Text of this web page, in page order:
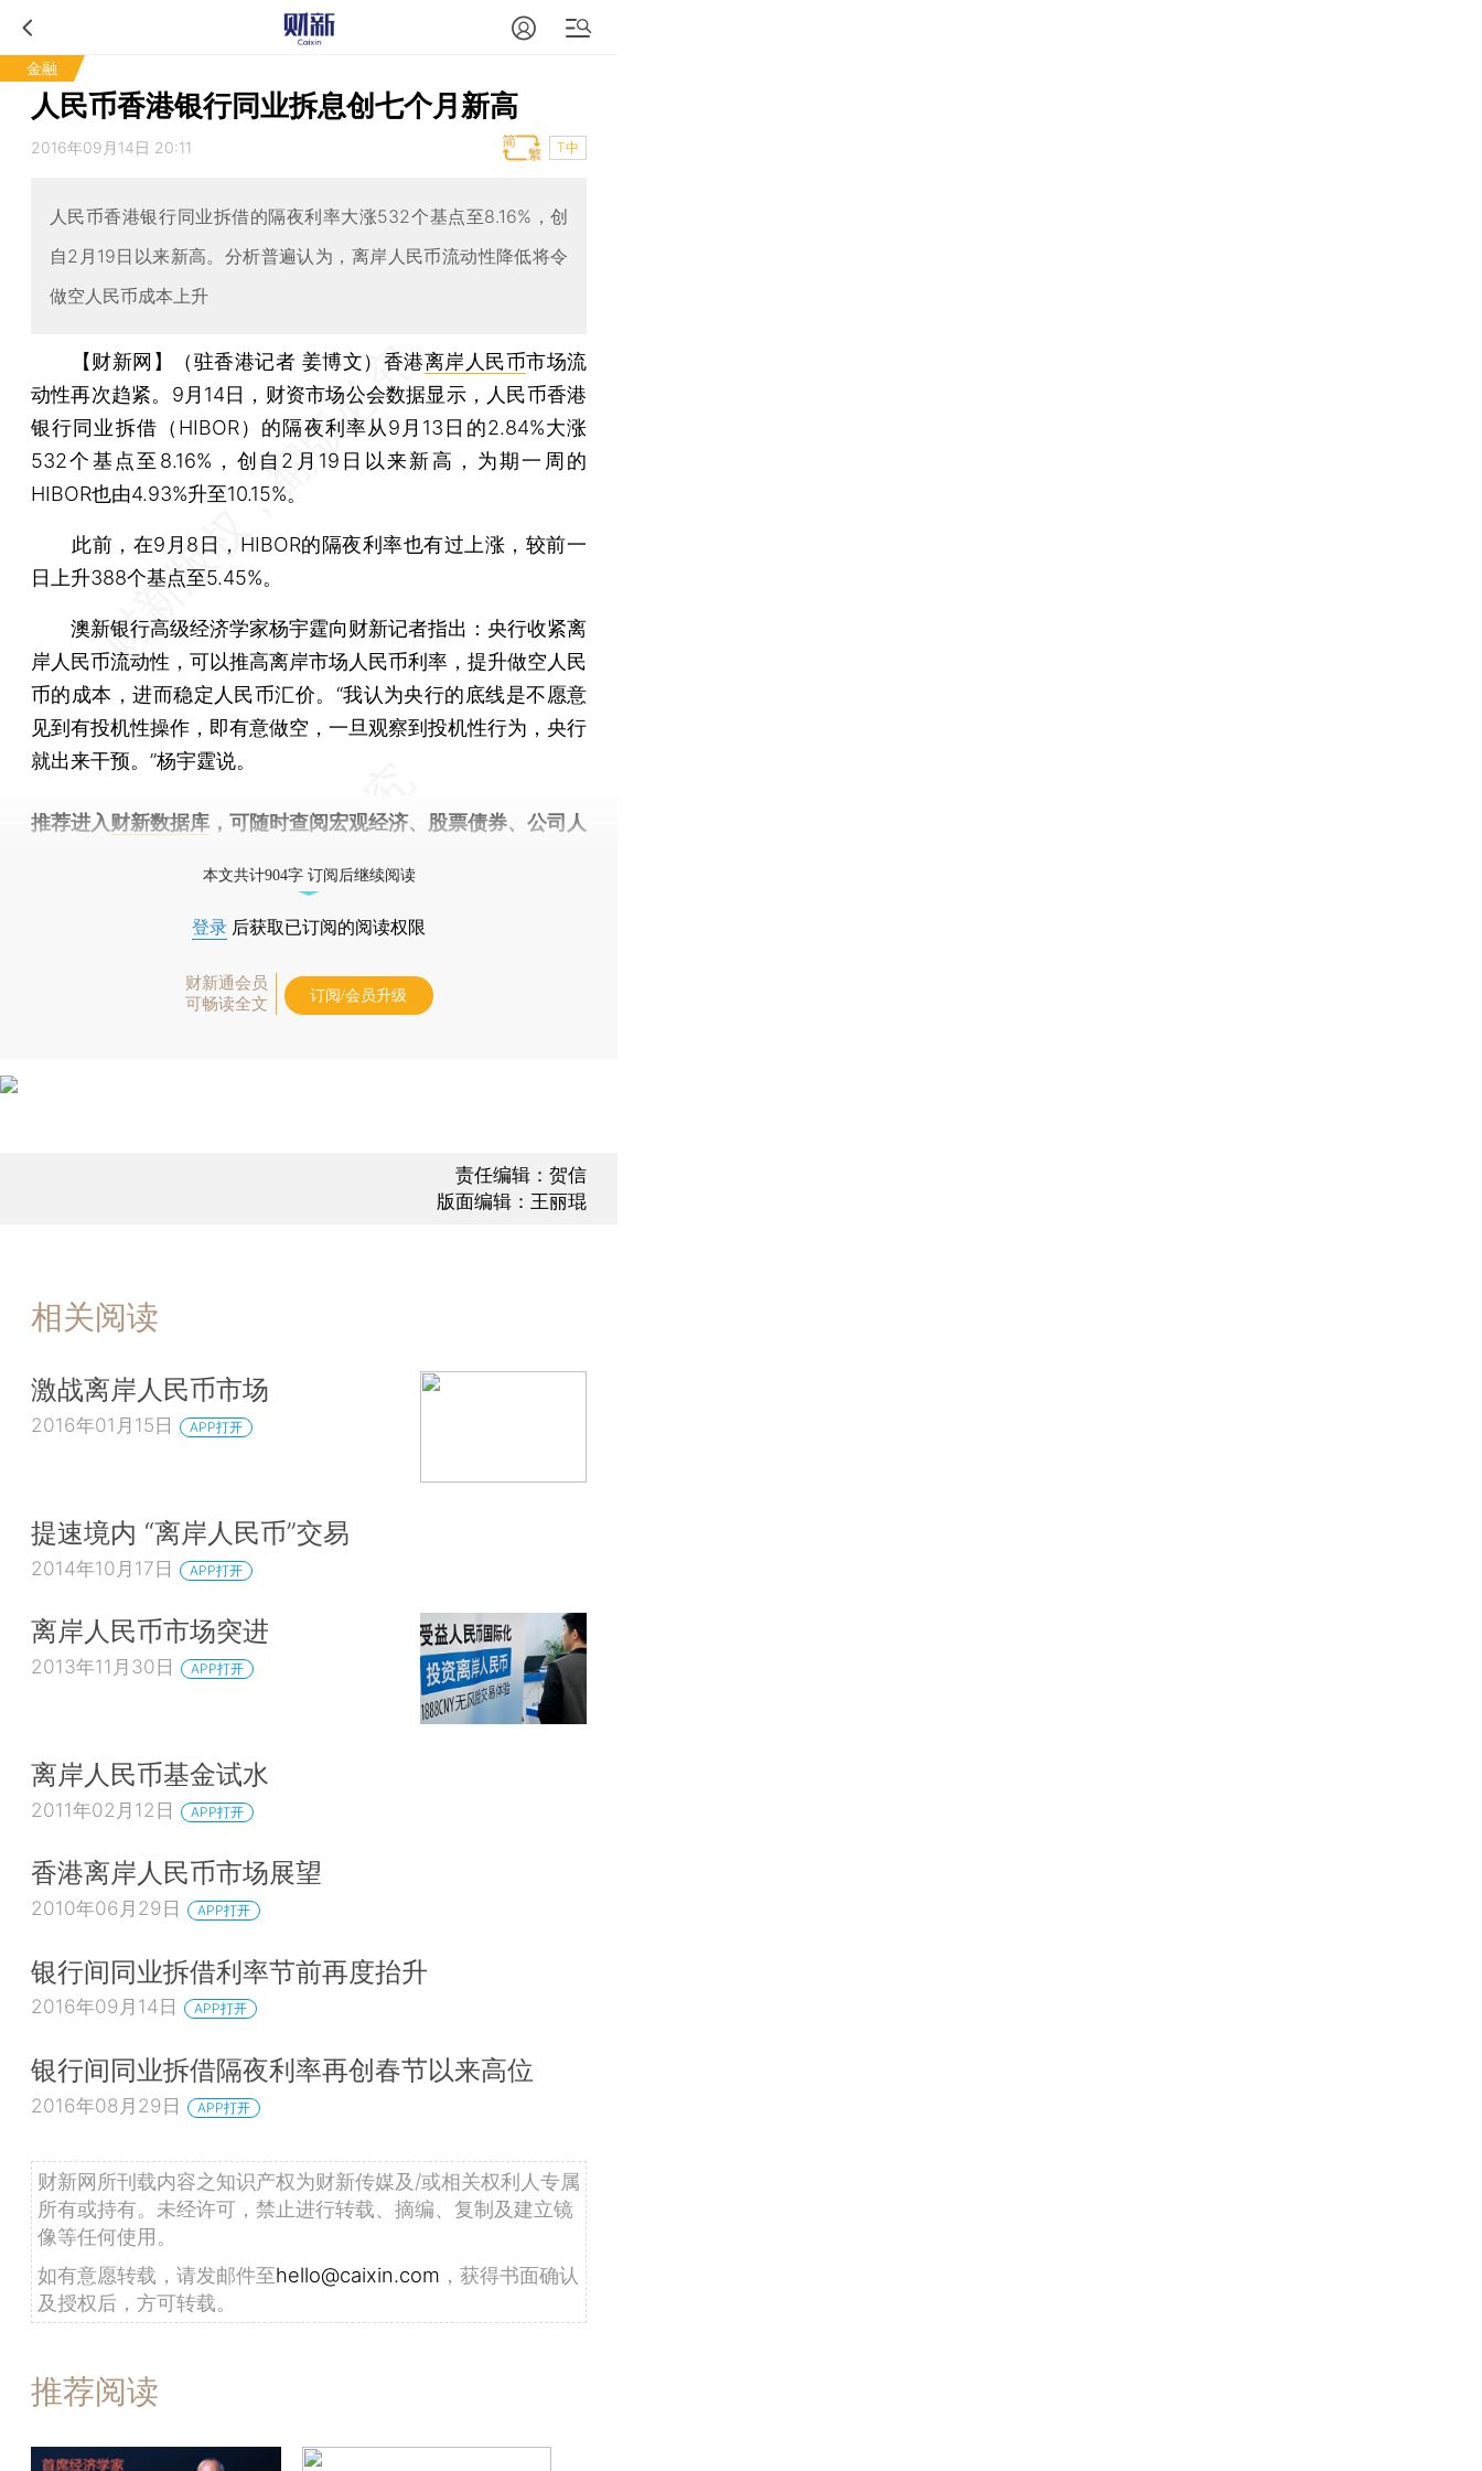
金融
人民币香港银行同业拆息创七个月新高
2016年09月14日 20:11 T中
人民币香港银行同业拆借的隔夜利率大涨532个基点至8.16%，创
自2月19日以来新高。分析普遍认为，离岸人民币流动性降低将令
做空人民币成本上升
【财新网】（驻香港记者 姜博文） 香港离岸人民币市场流
动性再次趋紧。9月14日，财资市场公会数据显示，人民币香港
银行同业拆借（HIBOR）的隔夜利率从9月13日的2.84%大涨
532个基点至8.16%，创自2月19日以来新高，为期一周的
HIBOR也由4.93%升至10.15%。
此前，在9月8日，HIBOR的隔夜利率也有过上涨，较前一
日上升388个基点至5.45%。
澳新银行高级经济学家杨宇霆向财新记者指出：央行收紧离
岸人民币流动性，可以推高离岸市场人民币利率，提升做空人民
币的成本，进而稳定人民币汇价。“我认为央行的底线是不愿意
见到有投机性操作，即有意做空，一旦观察到投机性行为，央行
就出来干预。”杨宇霆说。
推荐进入财新数据库 ，可随时查阅宏观经济、股票债券、公司人
本文共计904字 订阅后继续阅读
登录 后获取已订阅的阅读权限
财新通会员
可畅读全文
订阅/会员升级
责任编辑：贺信
版面编辑：王丽琨
相关阅读
激战离岸人民币市场
2016年01月15日 APP打开
提速境内 “离岸人民币”交易
2014年10月17日 APP打开
离岸人民币市场突进
2013年11月30日 APP打开
离岸人民币基金试水
2011年02月12日 APP打开
香港离岸人民币市场展望
2010年06月29日 APP打开
银行间同业拆借利率节前再度抬升
2016年09月14日 APP打开
银行间同业拆借隔夜利率再创春节以来高位
2016年08月29日 APP打开
财新网所刊载内容之知识产权为财新传媒及/或相关权利人专属
所有或持有。未经许可，禁止进行转载、摘编、复制及建立镜
像等任何使用。
如有意愿转载，请发邮件至hello@caixin.com ，获得书面确认
及授权后，方可转载。
推荐阅读